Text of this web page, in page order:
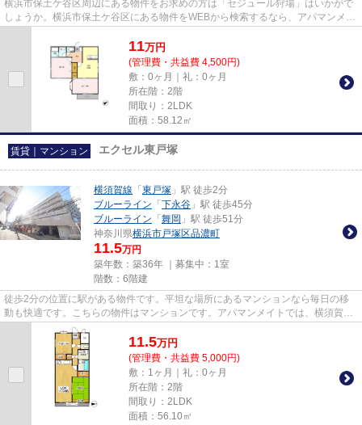
横浜市保土ケ谷区周辺にある物件をお求めの方は「セジュール狩場」はいかがで
しょうか。横浜市保土ケ谷区にある物件をWEBから検索するなら、アパマンメイ
11万円
(管理費・共益費 4,500円)
敷：0ヶ月｜礼：0ヶ月
所在階：2階
間取り：2LDK
面積：58.12㎡
賃貸｜マンション エクセル東戸塚
横須賀線 「 東戸塚 」駅 徒歩2分
ブルーライン 「 下永谷 」駅 徒歩45分
ブルーライン 「 舞岡 」駅 徒歩51分
神奈川県横浜市戸塚区品濃町
11.5万円
築年数：築36年 ｜募集中： 1室
階数：6階建
徒歩2分の位置に駅がある物件です。平坦な場所にあるマンションなら毎日の移
動も快適です。こちらの物件はマンションです。アパマンメイトでは、横須賀線
東戸塚を中心に数多くの不動産...
11.5万円
(管理費・共益費 5,000円)
敷：1ヶ月｜礼：0ヶ月
所在階：2階
間取り：2LDK
面積：56.10㎡